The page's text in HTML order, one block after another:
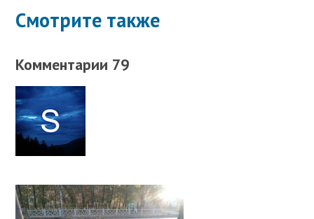
Смотрите также
Комментарии 79